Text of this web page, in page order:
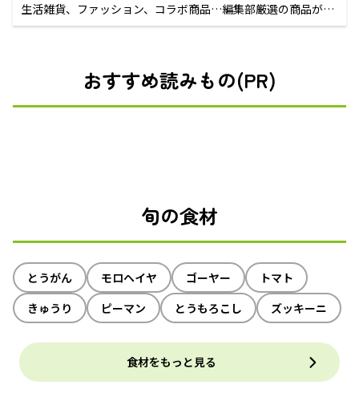
生活雑貨、ファッション、コラボ商品…編集部厳選の商品が買
えるECサイト
おすすめ読みもの(PR)
旬の食材
とうがん モロヘイヤ ゴーヤー
トマト
きゅうり
ピーマン とうもろこし ズッキーニ
食材をもっと見る